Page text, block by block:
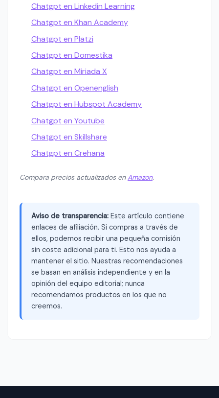
Chatgpt en Linkedin Learning
Chatgpt en Khan Academy
Chatgpt en Platzi
Chatgpt en Domestika
Chatgpt en Miriada X
Chatgpt en Openenglish
Chatgpt en Hubspot Academy
Chatgpt en Youtube
Chatgpt en Skillshare
Chatgpt en Crehana
Compara precios actualizados enAmazon.
Aviso de transparencia: Este artículo contiene
enlaces de afiliación. Si compras a través de
ellos, podemos recibir una pequeña comisión
sin coste adicional para ti. Esto nos ayuda a
mantener el sitio. Nuestras recomendaciones
se basan en análisis independiente y en la
opinión del equipo editorial; nunca
recomendamos productos en los que no
creemos.